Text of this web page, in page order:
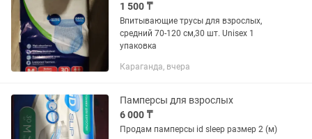
1 500 ₸
Впитывающие трусы для взрослых,
средний 70-120 см,30 шт. Unisex 1
упаковка
Караганда, вчера
Памперсы для взрослых
6 000 ₸
Продам памперсы id sleep размер 2 (м)